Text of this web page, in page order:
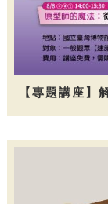
【專題講座】